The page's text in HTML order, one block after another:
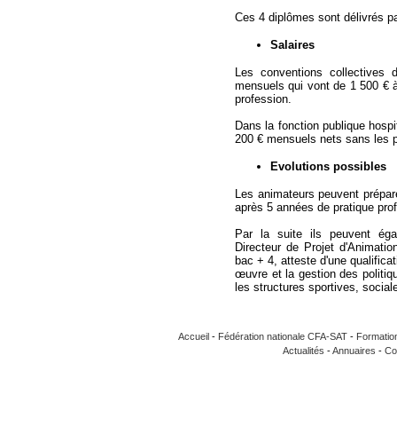
Ces 4 diplômes sont délivrés
Salaires
Les conventions
mensuels qui vont de 1 500 €
profession.
Dans la fonction publique
200 € mensuels nets sans les
Evolutions possibles
Les animateurs peuvent
après 5 années de pratique
Par la suite ils peuvent
Directeur de Projet
bac + 4, atteste d'une
œuvre et la gestion des
les structures sportives,
Accueil - Fédération nationale CFA-SAT -
Actualités -Annuaires -